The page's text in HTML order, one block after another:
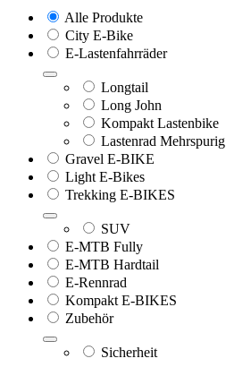
Alle Produkte
City E-Bike
E-Lastenfahrräder
Longtail
Long John
Kompakt Lastenbike
Lastenrad Mehrspurig
Gravel E-BIKE
Light E-Bikes
Trekking E-BIKES
SUV
E-MTB Fully
E-MTB Hardtail
E-Rennrad
Kompakt E-BIKES
Zubehör
Sicherheit